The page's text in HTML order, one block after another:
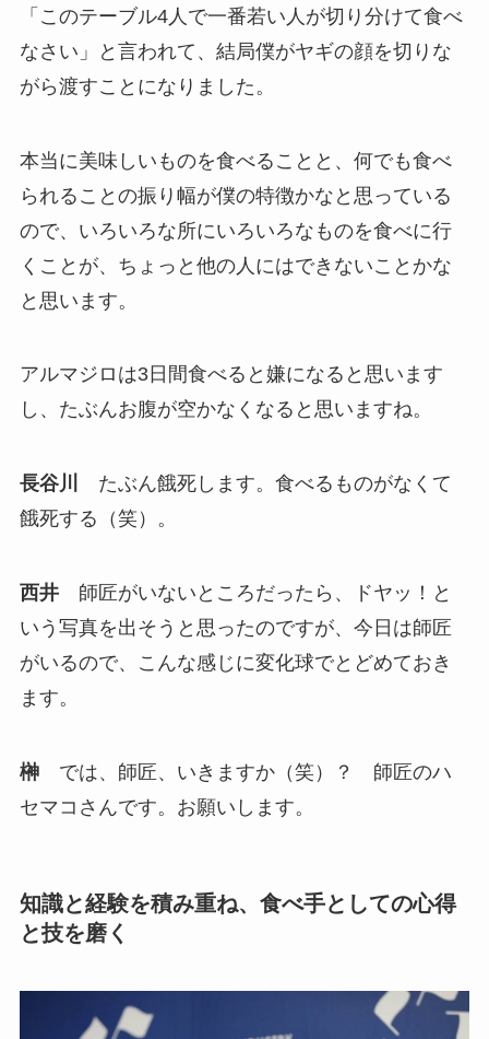
「このテーブル4人で一番若い人が切り分けて食べ
なさい」と言われて、結局僕がヤギの顔を切りな
がら渡すことになりました。
本当に美味しいものを食べることと、何でも食べ
られることの振り幅が僕の特徴かなと思っている
ので、いろいろな所にいろいろなものを食べに行
くことが、ちょっと他の人にはできないことかな
と思います。
アルマジロは3日間食べると嫌になると思います
し、たぶんお腹が空かなくなると思いますね。
長谷川
たぶん餓死します。食べるものがなくて
餓死する（笑）。
西井師匠がいないところだったら、ドヤッ！と
いう写真を出そうと思ったのですが、今日は師匠
がいるので、こんな感じに変化球でとどめておき
ます。
榊では、師匠、いきますか（笑）？ 師匠のハ
セマコさんです。お願いします。
知識と経験を積み重ね、食べ手としての心得
と技を磨く